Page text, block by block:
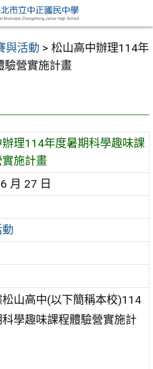
與活動 > 松山高中辦理114年
驗營實施計畫
理114年度暑期科學趣味課
施計畫
月 27 日
山高中(以下簡稱本校)114
學趣味課程體驗營實施計